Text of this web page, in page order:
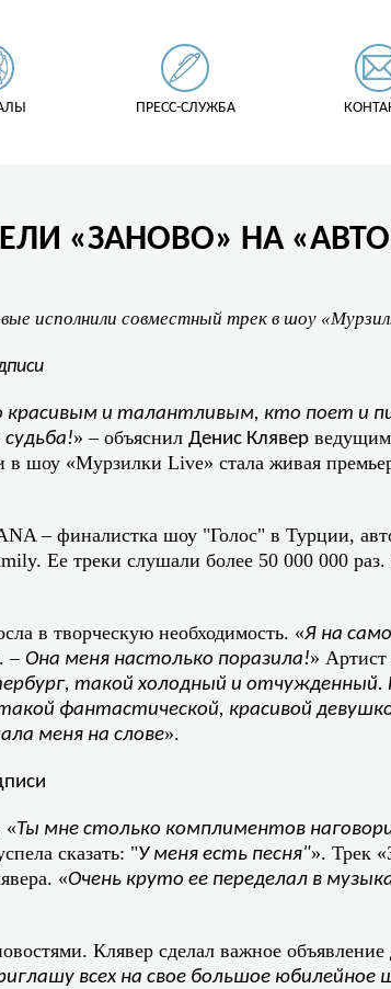
ПРЕСС-СЛУЖБА
«ЗАНОВО» НА
исполнили совместный трек в шоу
красивым и талантливым, кто поет и
» – объяснилДенис Клявер ведущим
в шоу «Мурзилки Live» стала живая
– финалистка шоу "Голос" в Турции,
Ее треки слушали более 50 000 000
в творческую необходимость. «Я на
–Она меня настолько поразила!» Артист
такой холодный и отчуждeнный.
фантастической, красивой
меня на слове».
«Ты мне столько комплиментов
сказать: "У меня есть песня"». Трек
«Очень круто еe переделал в
Клявер сделал важное объявление
всех на своe большое юбилейное